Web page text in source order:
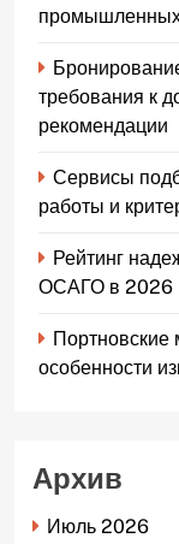
промышленных
требования к
рекомендации
Сервисы
работы и
Рейтинг
ОСАГО в 2026
особенности
Архив
Июль 2026